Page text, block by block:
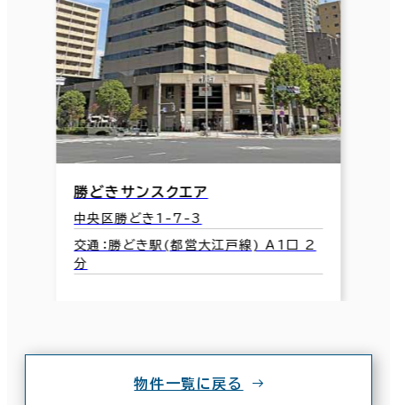
勝どきサンスクエア
中央区勝どき1-7-3
交通：勝どき駅(都営大江戸線) A1口 2
分
物件一覧に戻る